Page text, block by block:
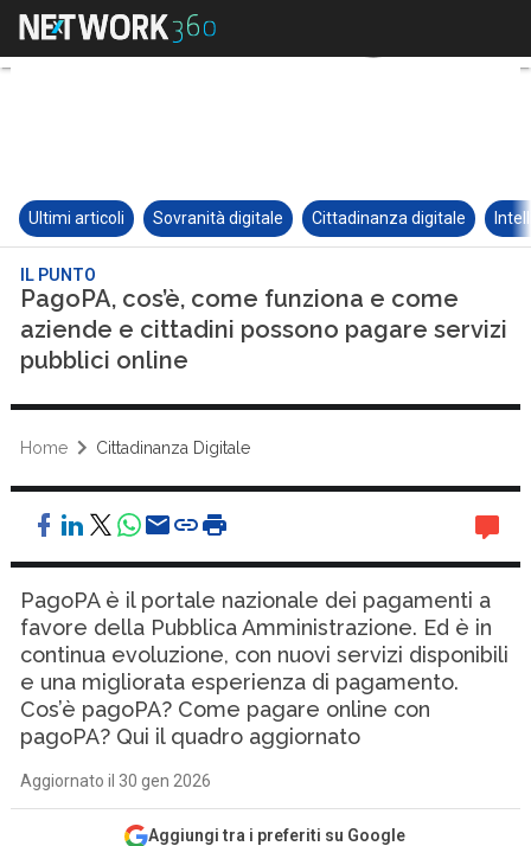
Ultimi articoli Sovranità digitale Cittadinanza digitale
IL PUNTO
PagoPA, cos’è, come funziona e come
aziende e cittadini possono pagare servizi
pubblici online
Home Cittadinanza Digitale
PagoPA è il portale nazionale dei pagamenti a
favore della Pubblica Amministrazione. Ed è in
continua evoluzione, con nuovi servizi disponibili
e una migliorata esperienza di pagamento.
Cos’è pagoPA? Come pagare online con
pagoPA? Qui il quadro aggiornato
Aggiornato il 30 gen 2026
Aggiungi tra i preferiti su Google